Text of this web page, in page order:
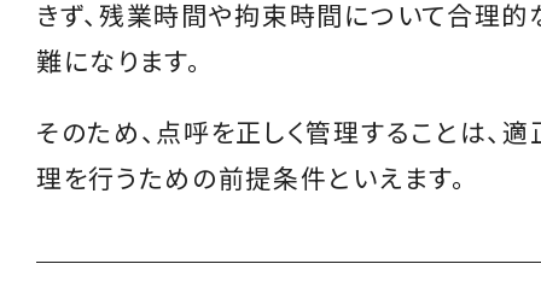
きず、残業時間や拘束時間について合理
難になります。
そのため、点呼を正しく管理することは、
理を行うための前提条件といえます。